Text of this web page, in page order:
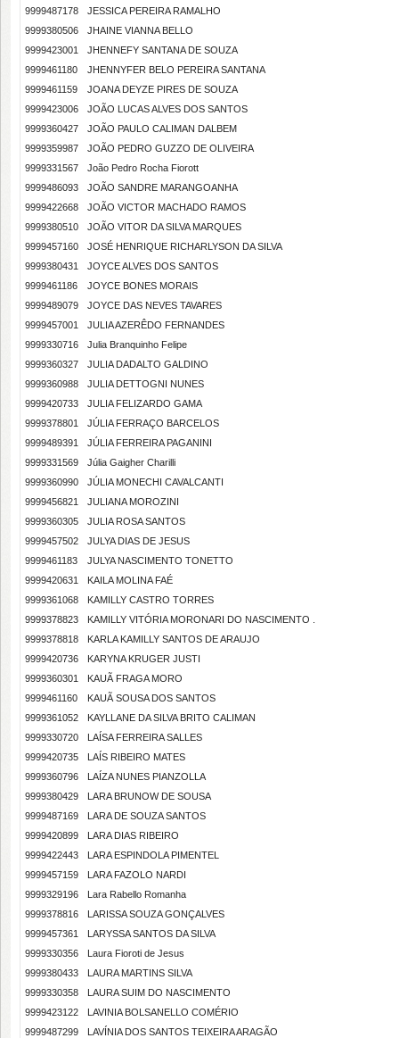
9999487178
JESSICA PEREIRA RAMALHO
9999380506
JHAINE VIANNA BELLO
9999423001
JHENNEFY SANTANA DE SOUZA
9999461180
JHENNYFER BELO PEREIRA SANTANA
9999461159
JOANA DEYZE PIRES DE SOUZA
9999423006
JOÃO LUCAS ALVES DOS SANTOS
9999360427
JOÃO PAULO CALIMAN DALBEM
9999359987
JOÃO PEDRO GUZZO DE OLIVEIRA
9999331567
João Pedro Rocha Fiorott
9999486093
JOÃO SANDRE MARANGOANHA
9999422668
JOÃO VICTOR MACHADO RAMOS
9999380510
JOÃO VITOR DA SILVA MARQUES
9999457160
JOSÉ HENRIQUE RICHARLYSON DA SILVA
9999380431
JOYCE ALVES DOS SANTOS
9999461186
JOYCE BONES MORAIS
9999489079
JOYCE DAS NEVES TAVARES
9999457001
JULIA AZERÊDO FERNANDES
9999330716
Julia Branquinho Felipe
9999360327
JULIA DADALTO GALDINO
9999360988
JULIA DETTOGNI NUNES
9999420733
JULIA FELIZARDO GAMA
9999378801
JÚLIA FERRAÇO BARCELOS
9999489391
JÚLIA FERREIRA PAGANINI
9999331569
Júlia Gaigher Charilli
9999360990
JÚLIA MONECHI CAVALCANTI
9999456821
JULIANA MOROZINI
9999360305
JULIA ROSA SANTOS
9999457502
JULYA DIAS DE JESUS
9999461183
JULYA NASCIMENTO TONETTO
9999420631
KAILA MOLINA FAÉ
9999361068
KAMILLY CASTRO TORRES
9999378823
KAMILLY VITÓRIA MORONARI DO NASCIMENTO .
9999378818
KARLA KAMILLY SANTOS DE ARAUJO
9999420736
KARYNA KRUGER JUSTI
9999360301
KAUÃ FRAGA MORO
9999461160
KAUÃ SOUSA DOS SANTOS
9999361052
KAYLLANE DA SILVA BRITO CALIMAN
9999330720
LAÍSA FERREIRA SALLES
9999420735
LAÍS RIBEIRO MATES
9999360796
LAÍZA NUNES PIANZOLLA
9999380429
LARA BRUNOW DE SOUSA
9999487169
LARA DE SOUZA SANTOS
9999420899
LARA DIAS RIBEIRO
9999422443
LARA ESPINDOLA PIMENTEL
9999457159
LARA FAZOLO NARDI
9999329196
Lara Rabello Romanha
9999378816
LARISSA SOUZA GONÇALVES
9999457361
LARYSSA SANTOS DA SILVA
9999330356
Laura Fioroti de Jesus
9999380433
LAURA MARTINS SILVA
9999330358
LAURA SUIM DO NASCIMENTO
9999423122
LAVINIA BOLSANELLO COMÉRIO
9999487299
LAVÍNIA DOS SANTOS TEIXEIRA ARAGÃO